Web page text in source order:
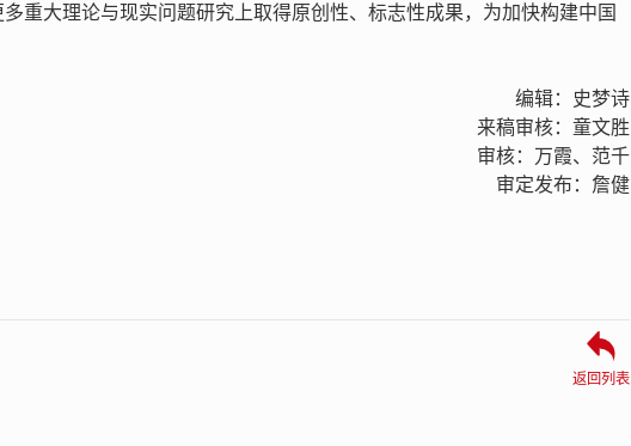
重大理论与现实问题研究上取得原创性、标志性成果，为加快构建中国
编辑：史梦诗
来稿审核：童文胜
审核：万霞、范千
审定发布：詹健
返回列表